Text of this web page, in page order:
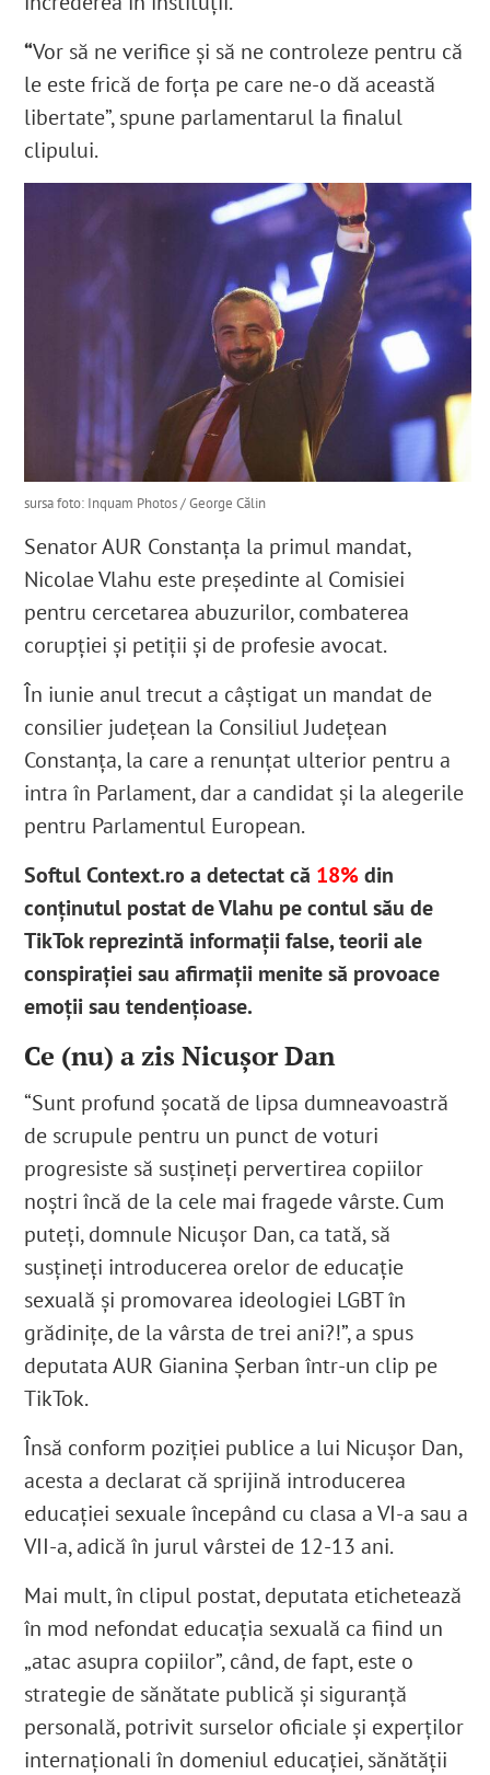
“Vor să ne verifice și să ne controleze pentru că
le este frică de forța pe care ne-o dă această
libertate”, spune parlamentarul la finalul
clipului.
sursa foto: Inquam Photos / George Călin
Senator AUR Constanța la primul mandat,
Nicolae Vlahu este președinte al Comisiei
pentru cercetarea abuzurilor, combaterea
corupției și petiții și de profesie avocat.
În iunie anul trecut a câștigat un mandat de
consilier județean la Consiliul Județean
Constanța, la care a renunțat ulterior pentru a
intra în Parlament, dar a candidat și la alegerile
pentru Parlamentul European.
Softul Context.ro a detectat că 18%din
conținutul postat de Vlahu pe contul său de
TikTok reprezintă informații false, teorii ale
conspirației sau afirmații menite să provoace
emoții sau tendențioase.
Ce (nu) a zis Nicușor Dan
“Sunt profund șocată de lipsa dumneavoastră
de scrupule pentru un punct de voturi
progresiste să susțineți pervertirea copiilor
noștri încă de la cele mai fragede vârste. Cum
puteți, domnule Nicușor Dan, ca tată, să
susțineți introducerea orelor de educație
sexuală și promovarea ideologiei LGBT în
grădinițe, de la vârsta de trei ani?!”, a spus
deputata AUR Gianina Șerban într-un clip pe
TikTok.
Însă conform poziției publice a lui Nicușor Dan,
acesta a declarat că sprijină introducerea
educației sexuale începând cu clasa a VI-a sau a
VII-a, adică în jurul vârstei de 12-13 ani.
Mai mult, în clipul postat, deputata etichetează
în mod nefondat educația sexuală ca fiind un
„atac asupra copiilor”, când, de fapt, este o
strategie de sănătate publică și siguranță
personală, potrivit surselor oficiale și experților
internaționali în domeniul educației, sănătății